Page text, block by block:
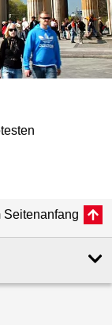
Seitenanfang